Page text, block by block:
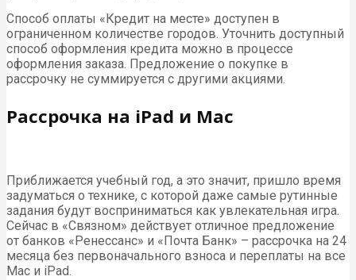
Способ оплаты «Кредит на месте» доступен в
ограниченном количестве городов. Уточнить доступный
способ оформления кредита можно в процессе
оформления заказа. Предложение о покупке в
рассрочку не суммируется с другими акциями.
Рассрочка на iPad и Mac
Приближается учебный год, а это значит, пришло время
задуматься о технике, с которой даже самые рутинные
задания будут восприниматься как увлекательная игра.
Сейчас в «Связном» действует отличное предложение
от банков «Ренессанс» и «Почта Банк» – рассрочка на 24
месяца без первоначального взноса и переплаты на все
Mac и iPad.